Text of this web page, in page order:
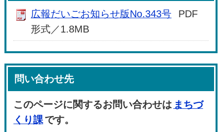
広報だいごお知らせ版No.343号
PDF
形式／1.8MB
問い合わせ先
このページに関するお問い合わせは まちづ
くり課です。